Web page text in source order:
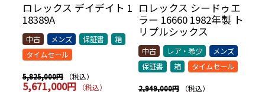
ロレックス デイデイト 1
18389A
中古 メンズ 保証書
箱
タイムセール
5,825,000円 （税込）
5,671,000円 （税込）
ロレックス シードゥエ
ラー 16660 1982年製 ト
リプルシックス
中古 レア・希少
メンズ
保証書
箱 タイムセール
2,949,000円 （税込）